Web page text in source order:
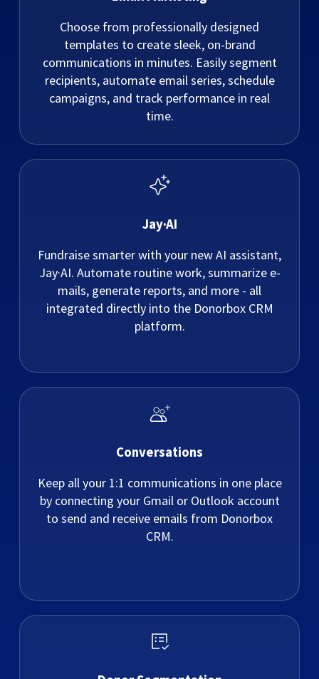
Choose from professionally designed
templates to create sleek, on-brand
communications in minutes. Easily segment
recipients, automate email series, schedule
campaigns, and track performance in real
time.
Jay·AI
Fundraise smarter with your new AI assistant,
Jay·AI. Automate routine work, summarize e-
mails, generate reports, and more - all
integrated directly into the Donorbox CRM
platform.
Conversations
Keep all your 1:1 communications in one place
by connecting your Gmail or Outlook account
to send and receive emails from Donorbox
CRM.